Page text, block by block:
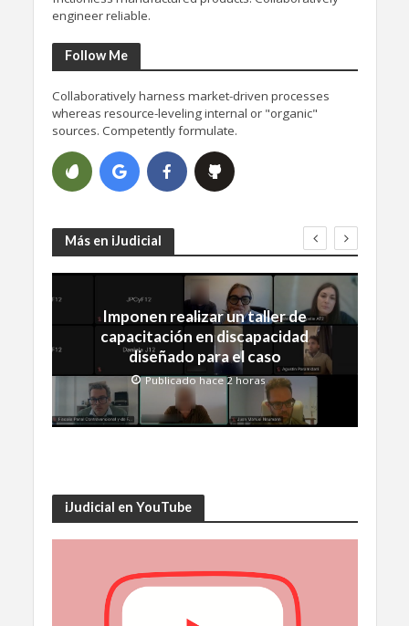
engineer reliable.
Follow Me
Collaboratively harness market-driven processes
whereas resource-leveling internal or "organic"
sources. Competently formulate.
Más en iJudicial
Imponen realizar un taller de
capacitación en discapacidad
diseñado para el caso
Publicado hace 2 horas
iJudicial en YouTube